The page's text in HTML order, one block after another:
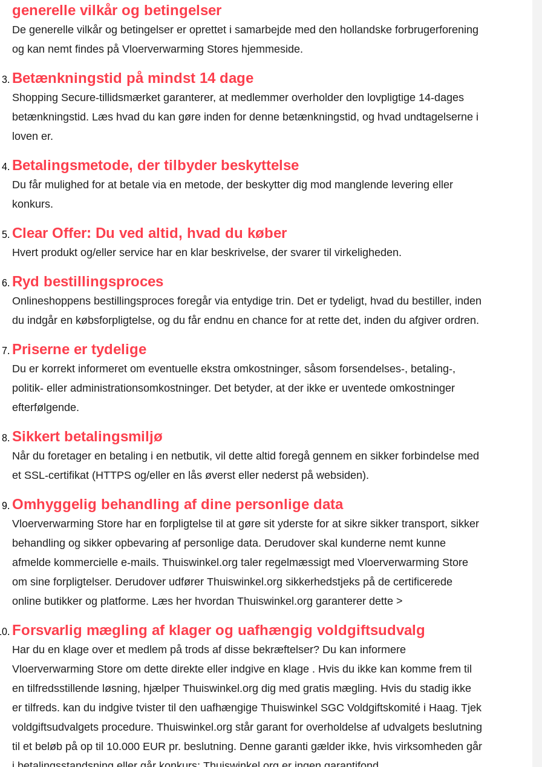
generelle vilkår og betingelser
De generelle vilkår og betingelser er oprettet i samarbejde med den hollandske forbrugerforening
og kan nemt findes på Vloerverwarming Stores hjemmeside.
Betænkningstid på mindst 14 dage
Shopping Secure-tillidsmærket garanterer, at medlemmer overholder den lovpligtige 14-dages
betænkningstid. Læs hvad du kan gøre inden for denne betænkningstid, og hvad undtagelserne i
loven er.
Betalingsmetode, der tilbyder beskyttelse
Du får mulighed for at betale via en metode, der beskytter dig mod manglende levering eller
konkurs.
Clear Offer: Du ved altid, hvad du køber
Hvert produkt og/eller service har en klar beskrivelse, der svarer til virkeligheden.
Ryd bestillingsproces
Onlineshoppens bestillingsproces foregår via entydige trin. Det er tydeligt, hvad du bestiller, inden
du indgår en købsforpligtelse, og du får endnu en chance for at rette det, inden du afgiver ordren.
Priserne er tydelige
Du er korrekt informeret om eventuelle ekstra omkostninger, såsom forsendelses-, betaling-,
politik- eller administrationsomkostninger. Det betyder, at der ikke er uventede omkostninger
efterfølgende.
Sikkert betalingsmiljø
Når du foretager en betaling i en netbutik, vil dette altid foregå gennem en sikker forbindelse med
et SSL-certifikat (HTTPS og/eller en lås øverst eller nederst på websiden).
Omhyggelig behandling af dine personlige data
Vloerverwarming Store har en forpligtelse til at gøre sit yderste for at sikre sikker transport, sikker
behandling og sikker opbevaring af personlige data. Derudover skal kunderne nemt kunne
afmelde kommercielle e-mails. Thuiswinkel.org taler regelmæssigt med Vloerverwarming Store
om sine forpligtelser. Derudover udfører Thuiswinkel.org sikkerhedstjeks på de certificerede
online butikker og platforme. Læs her hvordan Thuiswinkel.org garanterer dette >
Forsvarlig mægling af klager og uafhængig voldgiftsudvalg
Har du en klage over et medlem på trods af disse bekræftelser? Du kan informere
Vloerverwarming Store om dette direkte ellerindgive en klage. Hvis du ikke kan komme frem til
en tilfredsstillende løsning, hjælper Thuiswinkel.org dig med gratis mægling. Hvis du stadig ikke
er tilfreds. kan du indgive tvister til den uafhængige Thuiswinkel SGC Voldgiftskomité i Haag. Tjek
voldgiftsudvalgets procedure. Thuiswinkel.org står garant for overholdelse af udvalgets beslutning
til et beløb på op til 10.000 EUR pr. beslutning. Denne garanti gælder ikke, hvis virksomheden går